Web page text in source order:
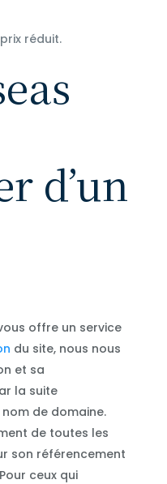
réduit.
d’un
offre un service
du site, nous nous
et sa
la suite
de domaine.
de toutes les
son référencement
ceux qui